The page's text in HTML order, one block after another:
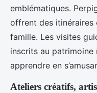
emblématiques.
offrent des itinéraires
famille. Les visites
inscrits au
apprendre en
Ateliers créatifs,